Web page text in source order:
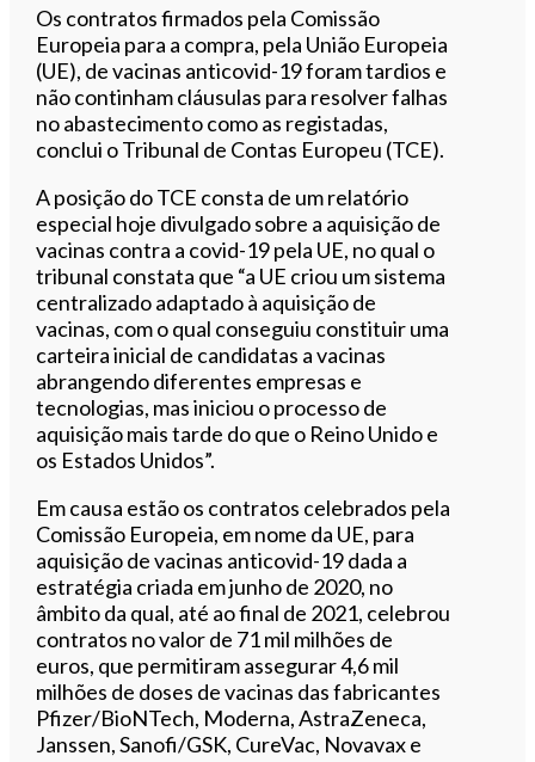
Ouvir este artigo
Os contratos firmados pela Comissão
Europeia para a compra, pela União Europeia
(UE), de vacinas anticovid-19 foram tardios e
não continham cláusulas para resolver falhas
no abastecimento como as registadas,
conclui o Tribunal de Contas Europeu (TCE).
A posição do TCE consta de um relatório
especial hoje divulgado sobre a aquisição de
vacinas contra a covid-19 pela UE, no qual o
tribunal constata que “a UE criou um sistema
centralizado adaptado à aquisição de
vacinas, com o qual conseguiu constituir uma
carteira inicial de candidatas a vacinas
abrangendo diferentes empresas e
tecnologias, mas iniciou o processo de
aquisição mais tarde do que o Reino Unido e
os Estados Unidos”.
Em causa estão os contratos celebrados pela
Comissão Europeia, em nome da UE, para
aquisição de vacinas anticovid-19 dada a
estratégia criada em junho de 2020, no
âmbito da qual, até ao final de 2021, celebrou
contratos no valor de 71 mil milhões de
euros, que permitiram assegurar 4,6 mil
milhões de doses de vacinas das fabricantes
Pfizer/BioNTech, Moderna, AstraZeneca,
Janssen, Sanofi/GSK, CureVac, Novavax e